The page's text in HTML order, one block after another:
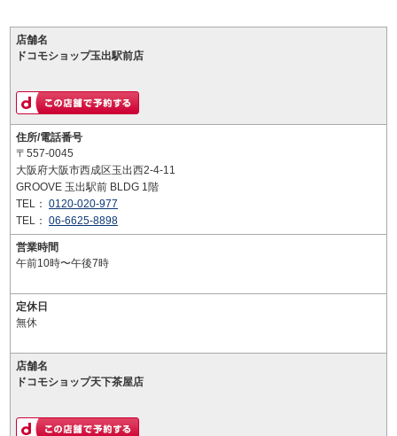
店舗名
ドコモショップ玉出駅前店
住所/電話番号
〒557-0045
大阪府大阪市西成区玉出西2-4-11
GROOVE 玉出駅前 BLDG 1階
TEL： 0120-020-977
TEL： 06-6625-8898
営業時間
午前10時〜午後7時
定休日
無休
店舗名
ドコモショップ天下茶屋店